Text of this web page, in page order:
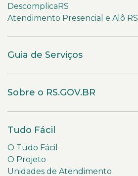
DescomplicaRS
Atendimento Presencial e Alô RS
Guia de Serviços
Sobre o RS.GOV.BR
Tudo Fácil
O Tudo Fácil
O Projeto
Unidades de Atendimento